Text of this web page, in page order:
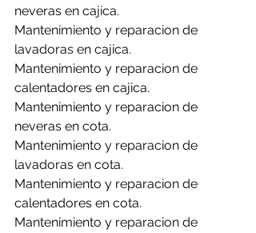
neveras en cajica.
Mantenimiento y reparacion de
lavadoras en cajica.
Mantenimiento y reparacion de
calentadores en cajica.
Mantenimiento y reparacion de
neveras en cota.
Mantenimiento y reparacion de
lavadoras en cota.
Mantenimiento y reparacion de
calentadores en cota.
Mantenimiento y reparacion de